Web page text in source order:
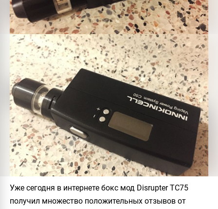
Уже сегодня в интернете бокс мод Disrupter TC75
получил множество положительных отзывов от